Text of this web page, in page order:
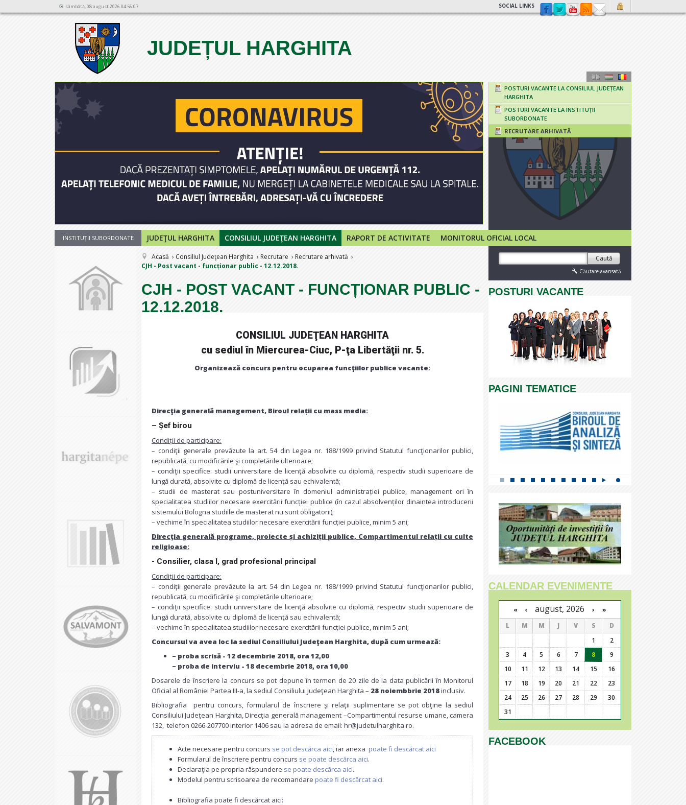
sâmbătă, 08 august 2026 04:56:07 SOCIAL LINKS
JUDEȚUL HARGHITA
12
POSTURI VACANTE LA CONSILIUL JUDEȚEAN
HARGHITA
POSTURI VACANTE LA INSTITUȚII
SUBORDONATE
RECRUTARE ARHIVATĂ
INSTITUȚII SUBORDONATE JUDEŢUL HARGHITA CONSILIUL JUDEŢEAN HARGHITA RAPORT DE ACTIVITATE MONITORUL OFICIAL LOCAL
Acasă Consiliul Judeţean Harghita Recrutare
Recrutare arhivată
CJH - Post vacant - funcționar public - 12.12.2018.
CJH - POST VACANT - FUNCȚIONAR PUBLIC -
12.12.2018.
CONSILIUL JUDEŢEAN HARGHITA
cu sediul în Miercurea-Ciuc, P-ţa Libertăţii nr. 5.
Organizează concurs pentru ocuparea funcţiilor publice vacante:
Direcţia generală management, Biroul relații cu mass media:
– Șef birou
Condiţii de participare:
– condiţii generale prevăzute la art. 54 din Legea nr. 188/1999 privind Statutul funcţionarilor publici,
republicată, cu modificările şi completările ulterioare;
– condiţii specifice: studii universitare de licenţă absolvite cu diplomă, respectiv studii superioare de
lungă durată, absolvite cu diplomă de licenţă sau echivalentă;
– studii de masterat sau postuniversitare în domeniul administrației publice, management ori în
specialitatea studiilor necesare exercitării funcției publice (în cazul absolvenților dinaintea introducerii
sistemului Bologna studiile de masterat nu sunt obligatorii);
– vechime în specialitatea studiilor necesare exercitării funcției publice, minim 5 ani;
Direcţia generală programe, proiecte și achiziții publice, Compartimentul relații cu culte
religioase:
- Consilier, clasa I, grad profesional principal
Condiţii de participare:
– condiţii generale prevăzute la art. 54 din Legea nr. 188/1999 privind Statutul funcţionarilor publici,
republicată, cu modificările şi completările ulterioare;
– condiţii specifice: studii universitare de licenţă absolvite cu diplomă, respectiv studii superioare de
lungă durată, absolvite cu diplomă de licenţă sau echivalentă;
– vechime în specialitatea studiilor necesare exercitării funcției publice, minim 5 ani;
Concursul va avea loc la sediul Consiliului Judeţean Harghita, după cum urmează:
– proba scrisă - 12 decembrie 2018, ora 12,00
– proba de interviu - 18 decembrie 2018, ora 10,00
Dosarele de înscriere la concurs se pot depune în termen de 20 zile de la data publicării în Monitorul
Oficial al României Partea III-a, la sediul Consiliului Judeţean Harghita – 28 noiembbrie 2018inclusiv.
Bibliografia pentru concurs, formularul de înscriere şi relaţii suplimentare se pot obţine la sediul
Consiliului Judeţean Harghita, Direcţia generală management –Compartimentul resurse umane, camera
132, telefon 0266-207700 interior 1406 sau la adresa de email: hr@judetulharghita.ro.
Acte necesare pentru concurs se pot descărca aici, iar anexa poate fi descărcat aici
Formularul de înscriere pentru concurs se poate descărca aici.
Declaraţia pe propria răspundere se poate descărca aici.
Modelul pentru scrisoarea de recomandare poate fi descărcat aici.
Bibliografia poate fi descărcat aici:
Caută
Căutare avansată
POSTURI VACANTE
PAGINI TEMATICE
CALENDAR EVENIMENTE
« ‹ august, 2026 › »
L M M J V S
D
1
2
3
4 5 6 7 8
9
10
11 12 13 14 15
16
17
18 19 20 21 22
23
24
25 26 27 28 29
30
31
FACEBOOK